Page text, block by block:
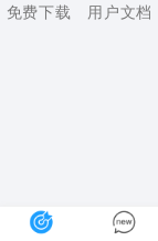
免费下载 用户文档